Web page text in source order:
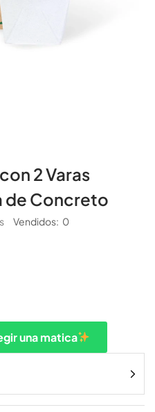
2 Varas
de Concreto
Vendidos: 0
una matica